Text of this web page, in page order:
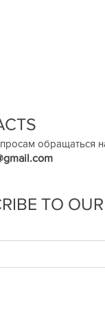
обращаться
TO OUR